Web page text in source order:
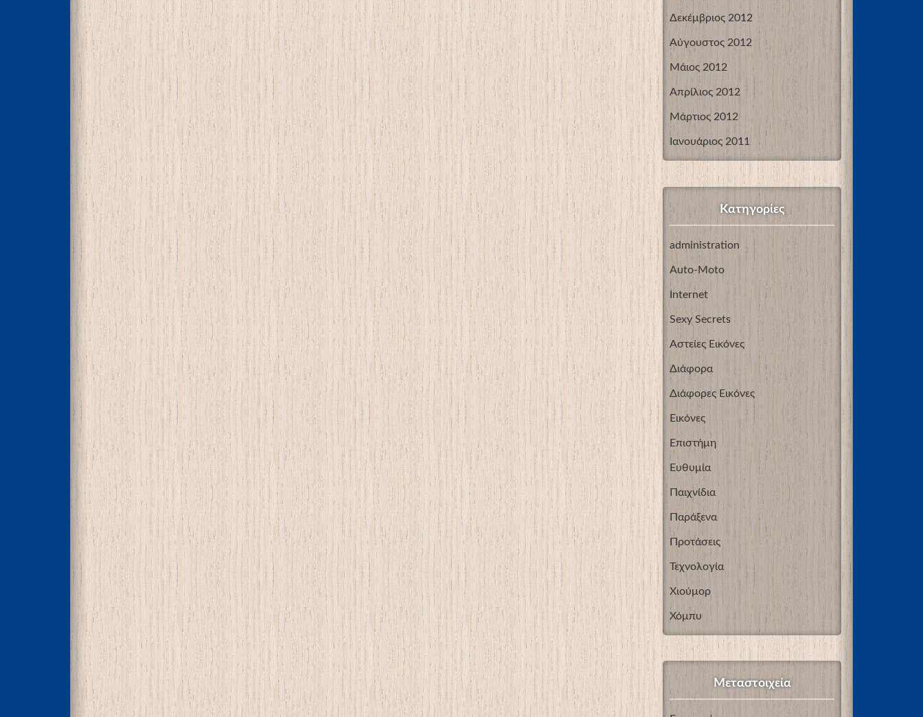
Δεκέμβριος 2012
Αύγουστος 2012
Μάιος 2012
Απρίλιος 2012
Μάρτιος 2012
Ιανουάριος 2011
Kατηγορίες
administration
Auto-Moto
Internet
Sexy Secrets
Αστείες Εικόνες
Διάφορα
Διάφορες Εικόνες
Εικόνες
Επιστήμη
Ευθυμία
Παιχνίδια
Παράξενα
Προτάσεις
Τεχνολογία
Χιούμορ
Χόμπυ
Μεταστοιχεία